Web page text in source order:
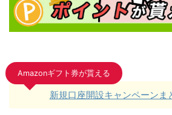
Amazonギフト券が貰える
新規口座開設キャンペーンま